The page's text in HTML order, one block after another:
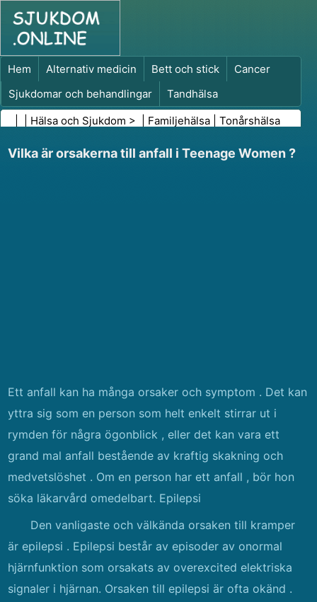
Hem Alternativ medicin Bett och stick
Cancer
Sjukdomar och behandlingar
Tandhälsa
Kost och näring
Familjehälsa
Hälsa och Sjukdom > | Familjehälsa Tonårshälsa
Vilka är orsakerna till anfall i Teenage Women ?
Ett ​​anfall kan ha många orsaker och symptom . Det kan
yttra sig som en person som helt enkelt stirrar ut i
rymden för några ögonblick , eller det kan vara ett
grand mal anfall bestående av kraftig skakning och
medvetslöshet . Om en person har ett anfall , bör hon
söka läkarvård omedelbart. Epilepsi
Den vanligaste och välkända orsaken till kramper
är epilepsi . Epilepsi består av episoder av onormal
hjärnfunktion som orsakats av overexcited elektriska
signaler i hjärnan. Orsaken till epilepsi är ofta okänd .